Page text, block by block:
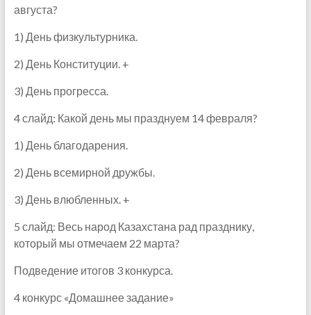
августа?
1) День физкультурника.
2) День Конституции. +
3) День прогресса.
4 слайд: Какой день мы празднуем 14 февраля?
1) День благодарения.
2) День всемирной дружбы.
3) День влюбленных. +
5 слайд: Весь народ Казахстана рад празднику,
который мы отмечаем 22 марта?
Подведение итогов 3 конкурса.
4 конкурс «Домашнее задание»